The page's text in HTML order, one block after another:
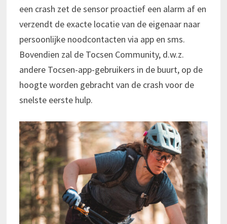
een crash zet de sensor proactief een alarm af en
verzendt de exacte locatie van de eigenaar naar
persoonlijke noodcontacten via app en sms.
Bovendien zal de Tocsen Community, d.w.z.
andere Tocsen-app-gebruikers in de buurt, op de
hoogte worden gebracht van de crash voor de
snelste eerste hulp.